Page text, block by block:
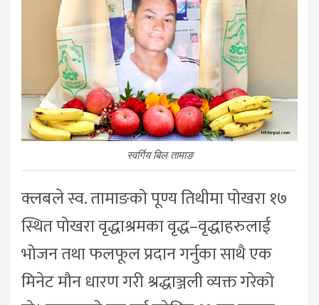
स्वर्गिय बिल तामाङ
क्लबले स्व. तामाङको पूण्य तिथीमा पोखरा १७
स्थित पोखरा वृद्धाश्रमका वृद्ध–वृद्धाहरुलाई
भोजन तथा फलफूल प्रदान गर्नुका साथै एक
मिनेट मौन धारण गरी श्रद्धाञ्जली व्यक्त गरेको